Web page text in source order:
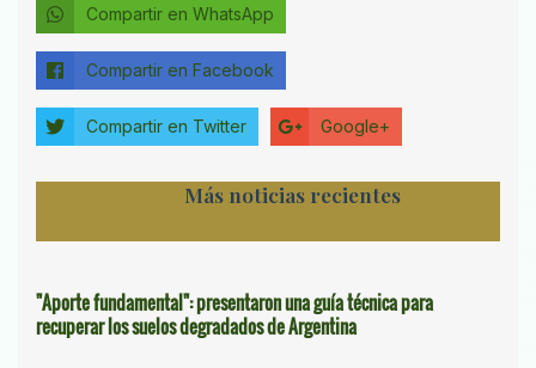
Compartir en WhatsApp
Compartir en Facebook
Compartir en Twitter Google+
Más noticias recientes
"Aporte fundamental": presentaron una guía técnica para
recuperar los suelos degradados de Argentina